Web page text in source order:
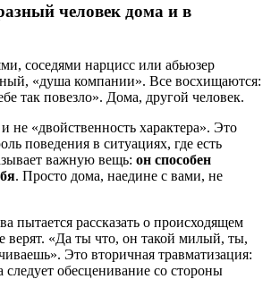
человек дома и в
соседями нарцисс или абьюзер
«душа компании». Все восхищаются:
так повезло». Дома, другой человек.
не «двойственность характера». Это
поведения в ситуациях, где есть
важную вещь: он способен
. Просто дома, наедине с вами, не
пытается рассказать о происходящем
верят. «Да ты что, он такой милый, ты,
Это вторичная травматизация:
следует обесценивание со стороны